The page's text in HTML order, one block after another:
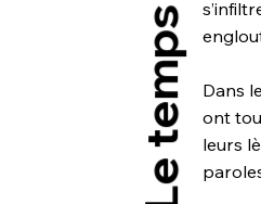
Dans
ont
leurs